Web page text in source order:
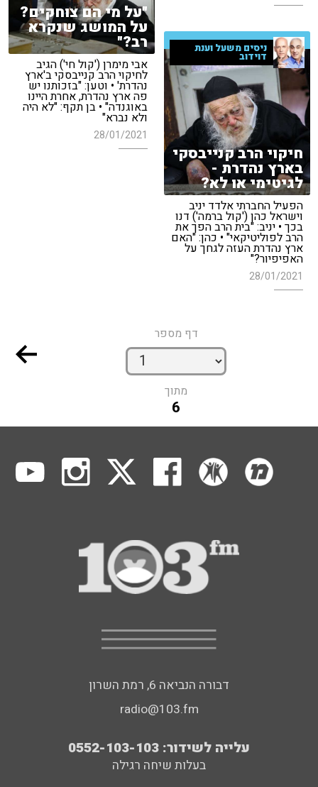
"על מי הם צוחקים?
על המושג שנקרא
רב?"
אבי מימרן ('קול חי') הגיב
לחיקוי הרב קנייבסקי ב'ארץ
נהדרת' • וטען: "בזכותנו יש
פה ארץ נהדרת, אחרת היינו
באוגנדה" • בן תקף: "לא היה
ולא נברא"
28/01/2021
ניסים משעל וענת
דוידוב
חיקוי הרב קנייבסקי
בארץ נהדרת -
לגיטימי או לא?
הפעיל החברתי אלדד יניב
וישראל כהן ('קול ברמה') דנו
בכך • יניב: "בית הרב הפך את
הרב לפוליטיקאי" • כהן: "האם
ארץ נהדרת העזה לגחך על
האפיפיור?"
28/01/2021
דף מספר
מתוך
6
דבורה הנביאה 6, רמת השרון
radio@103.fm
עלייה לשידור: 0552-103-103
בעלות שיחה רגילה